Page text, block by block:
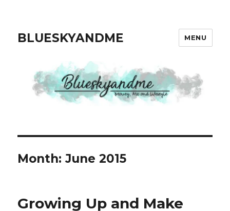
BLUESKYANDME MENU
Month: June 2015
Growing Up and Make